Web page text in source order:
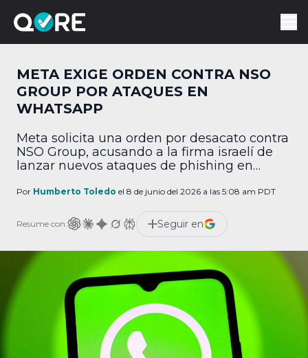
META EXIGE ORDEN CONTRA NSO
GROUP POR ATAQUES EN
WHATSAPP
Meta solicita una orden por desacato contra
NSO Group, acusando a la firma israelí de
lanzar nuevos ataques de phishing en
Por Humberto Toledo el 8 de junio del 2026 a las 5:08 am PDT
Resume con: Seguir en